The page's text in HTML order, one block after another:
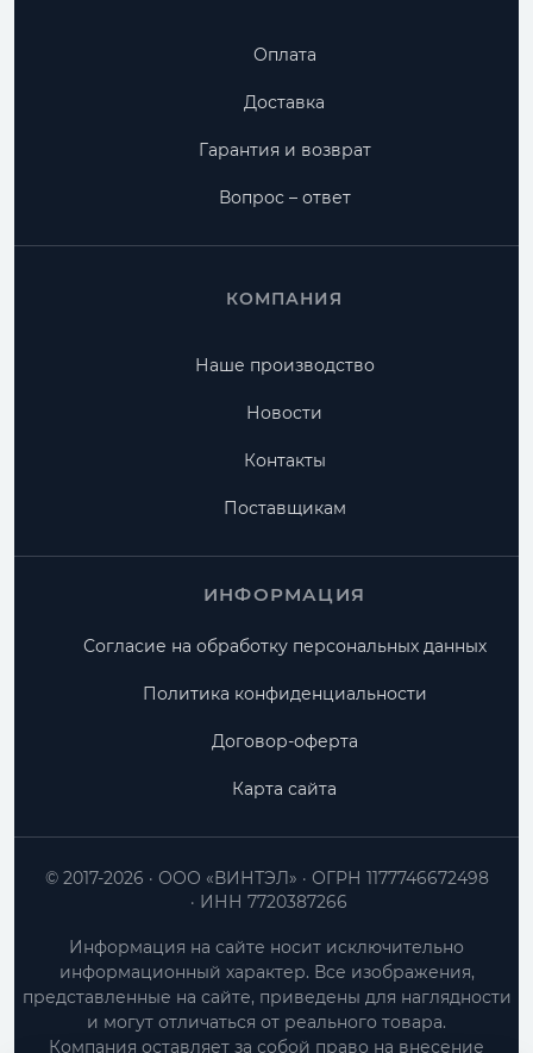
Оплата
Доставка
Гарантия и возврат
Вопрос – ответ
КОМПАНИЯ
Наше производство
Новости
Контакты
Поставщикам
ИНФОРМАЦИЯ
Согласие на обработку персональных данных
Политика конфиденциальности
Договор-оферта
Карта сайта
ООО «ВИНТЭЛ»
ОГРН 1177746672498
ИНН 7720387266
© 2017-2026
Информация на сайте носит исключительно
информационный характер. Все изображения,
представленные на сайте, приведены для наглядности
и могут отличаться от реального товара.
Компания оставляет за собой право на внесение